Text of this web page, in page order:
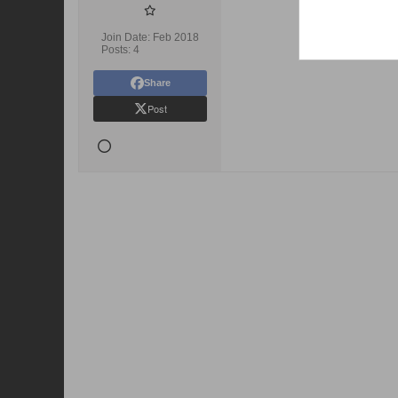
Join Date: Feb 2018
Posts: 4
Share
Post